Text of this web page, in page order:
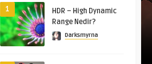
1
HDR – High Dynamic
Range Nedir?
Darksmyrna